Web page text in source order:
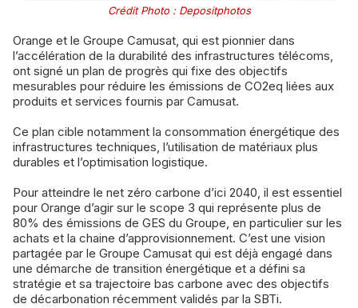
Crédit Photo : Depositphotos
Orange et le Groupe Camusat, qui est pionnier dans
l’accélération de la durabilité des infrastructures télécoms,
ont signé un plan de progrès qui fixe des objectifs
mesurables pour réduire les émissions de CO2eq liées aux
produits et services fournis par Camusat.
Ce plan cible notamment la consommation énergétique des
infrastructures techniques, l’utilisation de matériaux plus
durables et l’optimisation logistique.
Pour atteindre le net zéro carbone d’ici 2040, il est essentiel
pour Orange d’agir sur le scope 3 qui représente plus de
80% des émissions de GES du Groupe, en particulier sur les
achats et la chaine d’approvisionnement. C’est une vision
partagée par le Groupe Camusat qui est déjà engagé dans
une démarche de transition énergétique et a défini sa
stratégie et sa trajectoire bas carbone avec des objectifs
de décarbonation récemment validés par la SBTi.